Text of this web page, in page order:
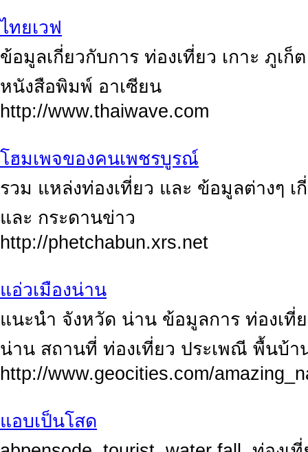
ไทยเวฟ
ข้อมูลเกี่ยวกับการ ท่องเที่ยว เกาะ ภูเ
หนังสือพิมพ์ อาเซียน
http://www.thaiwave.com
โฮมเพจของคนเพชรบูรณ์
รวม แหล่งท่องเที่ยว และ ข้อมูลต่างๆ
และ กระดานข่าว
http://phetchabun.xrs.net
แอ่วเมืองน่าน
แนะนำ จังหวัด น่าน ข้อมูลการ ท่องเที่
น่าน สถานที่ ท่องเที่ยว ประเพณี พื้นบ้า
http://www.geocities.com/
แอบเป็นโสด